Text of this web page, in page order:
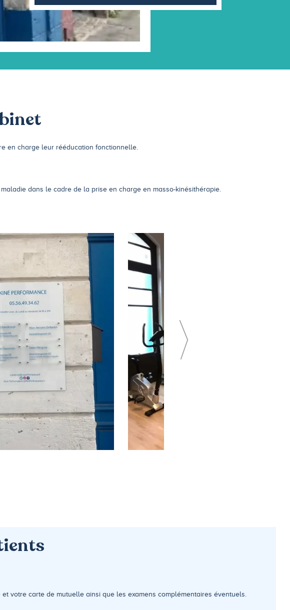
en charge leur rééducation fonctionnelle.
dans le cadre de la prise en charge en masso-kinésithérapie.
votre carte de mutuelle ainsi que les examens complémentaires éventuels.